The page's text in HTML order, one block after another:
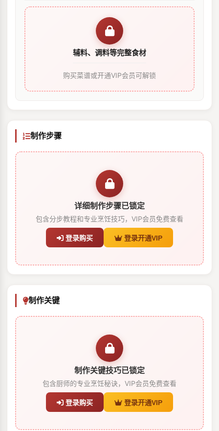
辅料、调料等完整食材
购买菜谱或开通VIP会员可解锁
制作步骤
详细制作步骤已锁定
包含分步教程和专业烹饪技巧，VIP会员免费查看
登录购买 登录开通VIP
制作关键
制作关键技巧已锁定
包含厨师的专业烹饪秘诀，VIP会员免费查看
登录购买 登录开通VIP